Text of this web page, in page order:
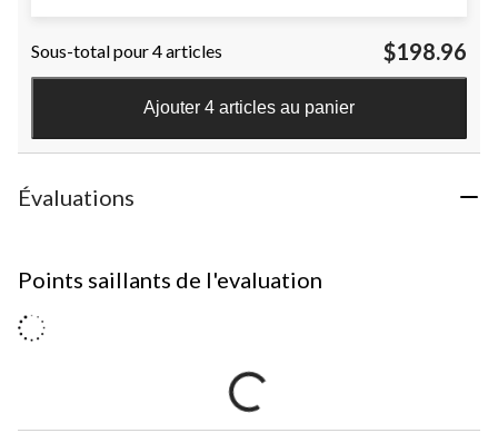
Sous-total pour 4 articles $198.96
Ajouter 4 articles au panier
Évaluations
Points saillants de l'evaluation